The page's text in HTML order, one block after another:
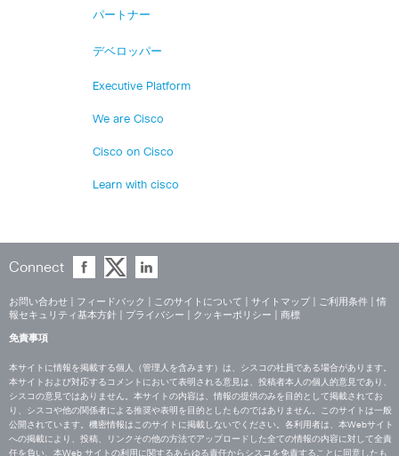
パートナー
デベロッパー
Executive Platform
We are Cisco
Cisco on Cisco
Learn with cisco
Connect
お問い合わせ フィードバック このサイトについて サイトマップ ご利用条件
情
報セキュリティ基本方針
プライバシー クッキーポリシー 商標
免責事項
本サイトに情報を掲載する個人（管理人を含みます）は、シスコの社員である場合があります。
本サイトおよび対応するコメントにおいて表明される意見は、投稿者本人の個人的意見であり、
シスコの意見ではありません。本サイトの内容は、情報の提供のみを目的として掲載されてお
り、シスコや他の関係者による推奨や表明を目的としたものではありません。このサイトは一般
公開されています。機密情報はこのサイトに掲載しないでください。各利用者は、本Webサイト
への掲載により、投稿、リンクその他の方法でアップロードした全ての情報の内容に対して全責
任を負い、本Web サイトの利用に関するあらゆる責任からシスコを免責することに同意したも